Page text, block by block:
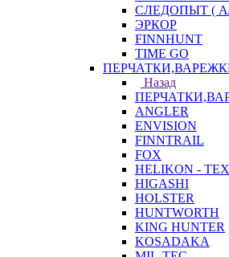
СЛЕДОПЫТ (
ЭРКОР
FINNHUNT
TIME GO
Назад
ANGLER
ENVISION
FINNTRAIL
FOX
HELIKON - TEX
HIGASHI
HOLSTER
HUNTWORTH
KING HUNTER
KOSADAKA